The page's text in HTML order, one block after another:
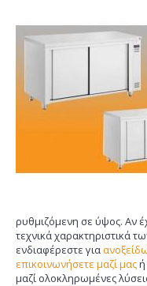
ρυθμιζόμενη σε ύψος. Αν
τεχνικά χαρακτηριστικά
ενδιαφέρεστε για
επικοινωνήσετε μαζί μαςή
μαζί ολοκληρωμένες